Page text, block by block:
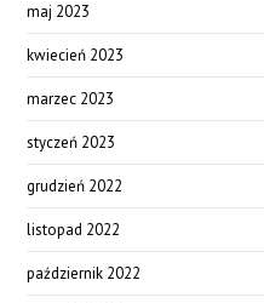
maj 2023
kwiecień 2023
marzec 2023
styczeń 2023
grudzień 2022
listopad 2022
październik 2022